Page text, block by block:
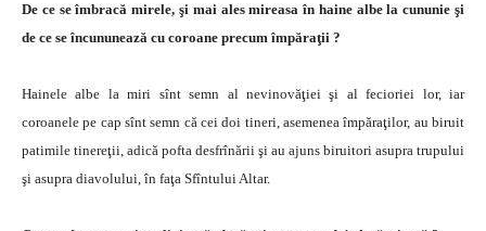
De ce se îmbracă mirele, şi mai ales mireasa în haine albe la cununie şi
de ce se încununează cu coroane precum împăraţii ?
Hainele albe la miri sînt semn al nevinovăţiei şi al fecioriei lor, iar
coroanele pe cap sînt semn că cei doi tineri, asemenea împăraţilor, au biruit
patimile tinereţii, adică pofta desfrînării şi au ajuns biruitori asupra trupului
şi asupra diavolului, în faţa Sfîntului Altar.